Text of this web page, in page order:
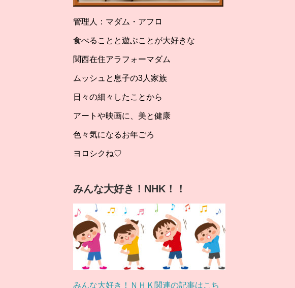
管理人：マダム・アフロ
食べることと遊ぶことが大好きな
関西在住アラフォーマダム
ムッシュと息子の3人家族
日々の細々したことから
アートや映画に、美と健康
色々気になるお年ごろ
ヨロシクね♡
みんな大好き！NHK！！
みんな大好き！ＮＨＫ関連の記事はこち